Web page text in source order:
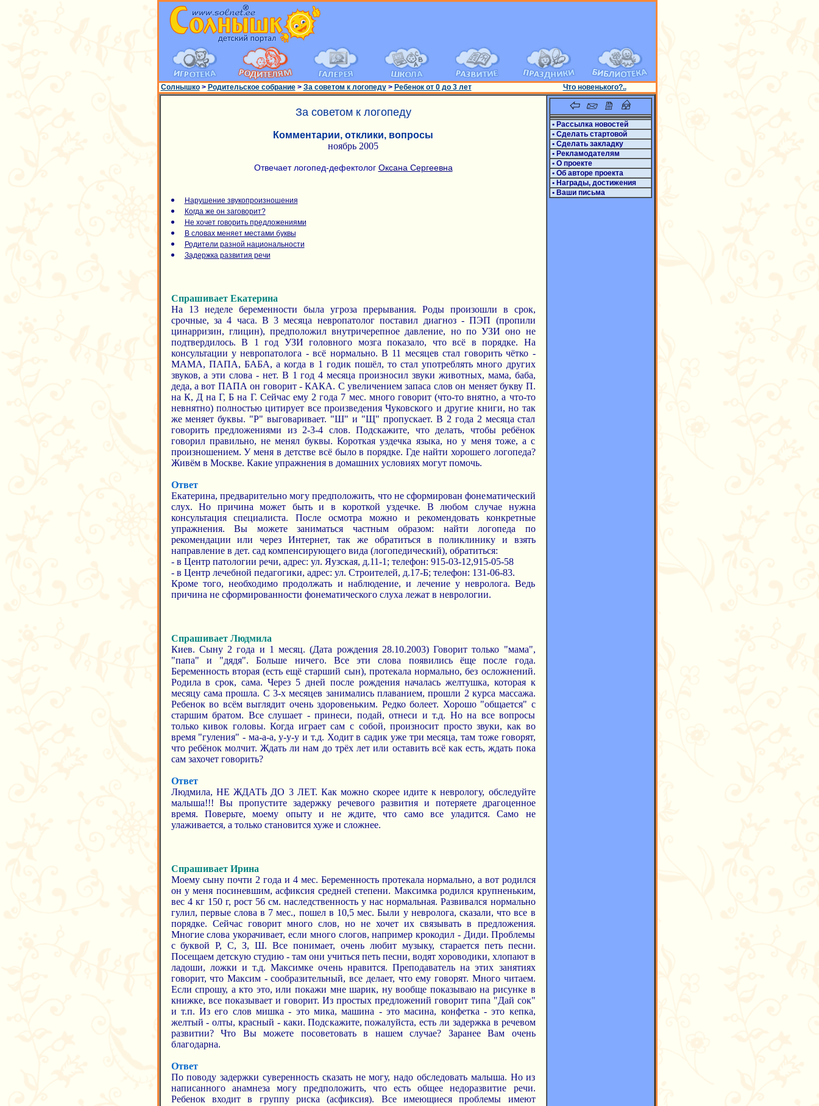
Солнышко> Родительское собрание> За советом к логопеду> Ребенок от 0 до 3 лет Что новенького?..
За советом к логопеду
Комментарии, отклики, вопросы
ноябрь 2005
Отвечает логопед-дефектолог Оксана Сергеевна
Нарушение звукопроизношения
Когда же он заговорит?
Не хочет говорить предложениями
В словах меняет местами буквы
Родители разной национальности
Задержка развития речи
Спрашивает Екатерина
На 13 неделе беременности была угроза прерывания. Роды произошли в срок,
срочные, за 4 часа. В 3 месяца невропатолог поставил диагноз - ПЭП (пропили
цинарризин, глицин), предположил внутричерепное давление, но по УЗИ оно не
подтвердилось. В 1 год УЗИ головного мозга показало, что всё в порядке. На
консультации у невропатолога - всё нормально. В 11 месяцев стал говорить чётко -
МАМА, ПАПА, БАБА, а когда в 1 годик пошёл, то стал употреблять много других
звуков, а эти слова - нет. В 1 год 4 месяца произносил звуки животных, мама, баба,
деда, а вот ПАПА он говорит - КАКА. С увеличением запаса слов он меняет букву П.
на К, Д на Г, Б на Г. Сейчас ему 2 года 7 мес. много говорит (что-то внятно, а что-то
невнятно) полностью цитирует все произведения Чуковского и другие книги, но так
же меняет буквы. "Р" выговаривает. "Ш" и "Щ" пропускает. В 2 года 2 месяца стал
говорить предложениями из 2-3-4 слов. Подскажите, что делать, чтобы ребёнок
говорил правильно, не менял буквы. Короткая уздечка языка, но у меня тоже, а с
произношением. У меня в детстве всё было в порядке. Где найти хорошего логопеда?
Живём в Москве. Какие упражнения в домашних условиях могут помочь.
Ответ
Екатерина, предварительно могу предположить, что не сформирован фонематический
слух. Но причина может быть и в короткой уздечке. В любом случае нужна
консультация специалиста. После осмотра можно и рекомендовать конкретные
упражнения. Вы можете заниматься частным образом: найти логопеда по
рекомендации или через Интернет, так же обратиться в поликлинику и взять
направление в дет. сад компенсирующего вида (логопедический), обратиться:
- в Центр патологии речи, адрес: ул. Яузская, д.11-1; телефон: 915-03-12,915-05-58
- в Центр лечебной педагогики, адрес: ул. Строителей, д.17-Б; телефон: 131-06-83.
Кроме того, необходимо продолжать и наблюдение, и лечение у невролога. Ведь
причина не сформированности фонематического слуха лежат в неврологии.
Спрашивает Людмила
Киев. Сыну 2 года и 1 месяц. (Дата рождения 28.10.2003) Говорит только "мама",
"папа" и "дядя". Больше ничего. Все эти слова появились ёще после года.
Беременность вторая (есть ещё старший сын), протекала нормально, без осложнений.
Родила в срок, сама. Через 5 дней после рождения началась желтушка, которая к
месяцу сама прошла. С 3-х месяцев занимались плаванием, прошли 2 курса массажа.
Ребенок во всём выглядит очень здоровеньким. Редко болеет. Хорошо "общается" с
старшим братом. Все слушает - принеси, подай, отнеси и т.д. Но на все вопросы
только кивок головы. Когда играет сам с собой, произносит просто звуки, как во
время "гуления" - ма-а-а, у-у-у и т.д. Ходит в садик уже три месяца, там тоже говорят,
что ребёнок молчит. Ждать ли нам до трёх лет или оставить всё как есть, ждать пока
сам захочет говорить?
Ответ
Людмила, НЕ ЖДАТЬ ДО 3 ЛЕТ. Как можно скорее идите к неврологу, обследуйте
малыша!!! Вы пропустите задержку речевого развития и потеряете драгоценное
время. Поверьте, моему опыту и не ждите, что само все уладится. Само не
улаживается, а только становится хуже и сложнее.
Спрашивает Ирина
Моему сыну почти 2 года и 4 мес. Беременность протекала нормально, а вот родился
он у меня посиневшим, асфиксия средней степени. Максимка родился крупненьким,
вес 4 кг 150 г, рост 56 см. наследственность у нас нормальная. Развивался нормально
гулил, первые слова в 7 мес., пошел в 10,5 мес. Были у невролога, сказали, что все в
порядке. Сейчас говорит много слов, но не хочет их связывать в предложения.
Многие слова укорачивает, если много слогов, например крокодил - Диди. Проблемы
с буквой Р, С, З, Ш. Все понимает, очень любит музыку, старается петь песни.
Посещаем детскую студию - там они учиться петь песни, водят хороводики, хлопают в
ладоши, ложки и т.д. Максимке очень нравится. Преподаватель на этих занятиях
говорит, что Максим - сообразительный, все делает, что ему говорят. Много читаем.
Если спрошу, а кто это, или покажи мне шарик, ну вообще показываю на рисунке в
книжке, все показывает и говорит. Из простых предложений говорит типа "Дай сок"
и т.п. Из его слов мишка - это мика, машина - это масина, конфетка - это кепка,
желтый - олты, красный - каки. Подскажите, пожалуйста, есть ли задержка в речевом
развитии? Что Вы можете посоветовать в нашем случае? Заранее Вам очень
благодарна.
Ответ
По поводу задержки суверенность сказать не могу, надо обследовать малыша. Но из
написанного анамнеза могу предположить, что есть общее недоразвитие речи.
Ребенок входит в группу риска (асфиксия). Все имеющиеся проблемы имеют
• Рассылка новостей
• Сделать стартовой
• Сделать закладку
• Рекламодателям
• О проекте
• Об авторе проекта
• Награды, достижения
• Ваши письма